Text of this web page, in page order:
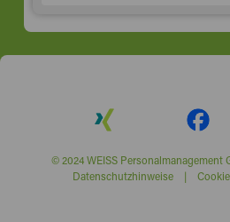
© 2024 WEISS
Datenschutzhinweise|